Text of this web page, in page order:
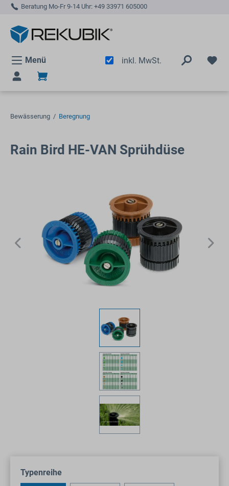
springen
Beratung Mo-Fr 9-14 Uhr: +49 33971 605000
Menü inkl. MwSt.
Bewässerung / Beregnung
Rain Bird HE-VAN Sprühdüse
Typenreiheauswählen